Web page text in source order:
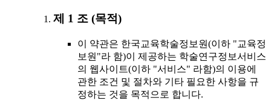
제 1 조 (목적)
이 약관은 한국교육학술정보원(이하 "교육정
보원"라 함)이 제공하는 학술연구정보서비스
의 웹사이트(이하 "서비스" 라함)의 이용에
관한 조건 및 절차와 기타 필요한 사항을 규
정하는 것을 목적으로 합니다.